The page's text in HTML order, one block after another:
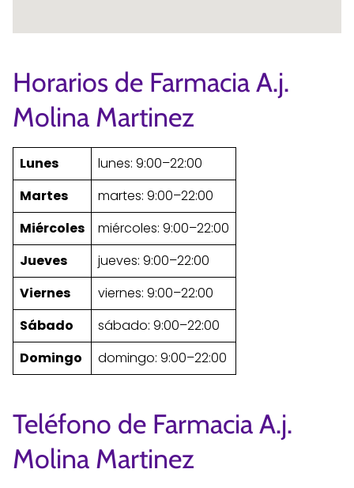
Horarios de Farmacia A.j.
Molina Martinez
Lunes
lunes: 9:00–22:00
Martes
martes: 9:00–22:00
Miércoles
miércoles: 9:00–22:00
Jueves
jueves: 9:00–22:00
Viernes
viernes: 9:00–22:00
Sábado
sábado: 9:00–22:00
Domingo
domingo: 9:00–22:00
Teléfono de Farmacia A.j.
Molina Martinez